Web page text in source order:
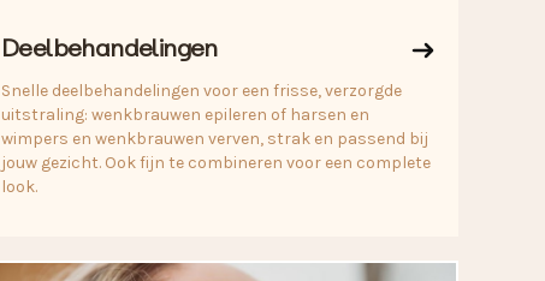
Deelbehandelingen
Snelle deelbehandelingen voor een frisse, verzorgde
uitstraling: wenkbrauwen epileren of harsen en
wimpers en wenkbrauwen verven, strak en passend bij
jouw gezicht. Ook fijn te combineren voor een complete
look.